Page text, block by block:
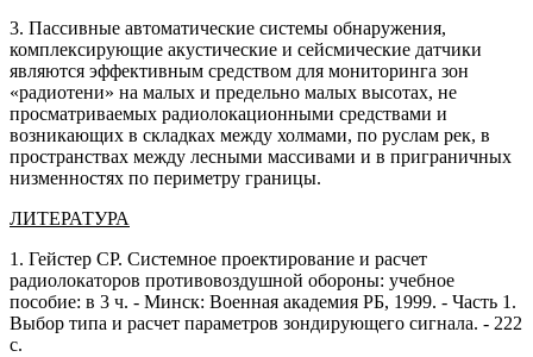
3. Пассивные автоматические системы обнаружения,
комплексирующие акустические и сейсмические датчики
являются эффективным средством для мониторинга зон
«радиотени» на малых и предельно малых высотах, не
просматриваемых радиолокационными средствами и
возникающих в складках между холмами, по руслам рек, в
пространствах между лесными массивами и в приграничных
низменностях по периметру границы.
ЛИТЕРАТУРА
1. Гейстер СР. Системное проектирование и расчет
радиолокаторов противовоздушной обороны: учебное
пособие: в 3 ч. - Минск: Военная академия РБ, 1999. - Часть 1.
Выбор типа и расчет параметров зондирующего сигнала. - 222
с.